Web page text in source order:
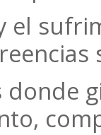
el
donde